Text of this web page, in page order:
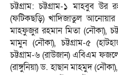
চট্টগ্রাম: চট্টগ্রাম-১ মাহবুব উর
(ফটিকছড়ি) খাদিজাতুল আনোয়ার
মাহফুজুর রহমান মিতা (নৌকা),
মামুন (নৌকা), চট্টগ্রাম-৫
চট্টগ্রাম-৬ (রাউজান) এবিএম
(রাঙ্গুনিয়া) ড. হাছান মাহমুদ